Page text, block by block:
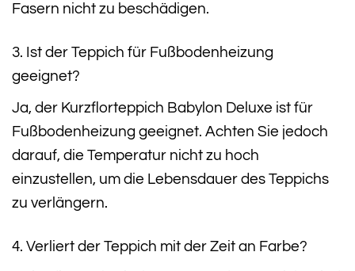
Fasern nicht zu beschädigen.
3. Ist der Teppich für Fußbodenheizung
geeignet?
Ja, der Kurzflorteppich Babylon Deluxe ist für
Fußbodenheizung geeignet. Achten Sie jedoch
darauf, die Temperatur nicht zu hoch
einzustellen, um die Lebensdauer des Teppichs
zu verlängern.
4. Verliert der Teppich mit der Zeit an Farbe?